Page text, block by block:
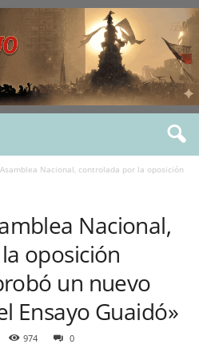
Nacional, controlada por la oposición
Nacional,
oposición
un nuevo
Ensayo Guaidó»
974 0